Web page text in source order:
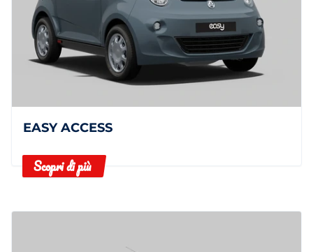
EASY ACCESS
Scopri di più